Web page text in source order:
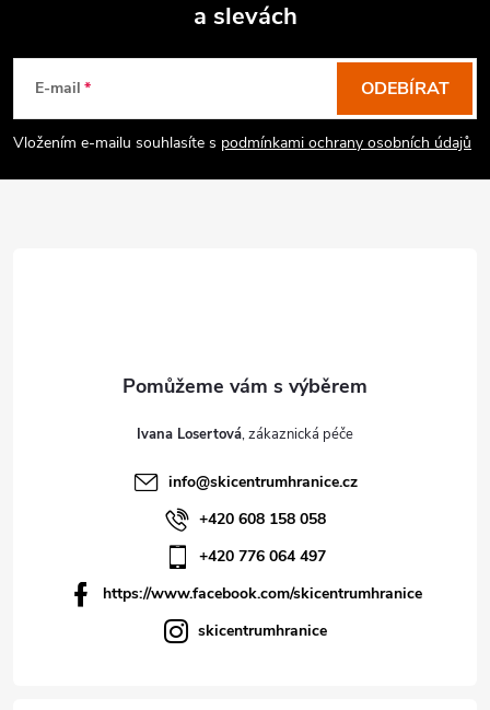
a slevách
E-mail
Vložením e-mailu souhlasíte s podmínkami ochrany osobních údajů
ODEBÍRAT
Ivana Losertová
info@skicentrumhranice.cz
+420 608 158 058
+420 776 064 497
https://www.facebook.com/skicentrumhranice
skicentrumhranice